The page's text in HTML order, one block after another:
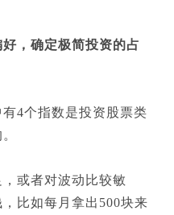
，确定极简投资的占
4个指数是投资股票类
或者对波动比较敏
比如每月拿出500块来